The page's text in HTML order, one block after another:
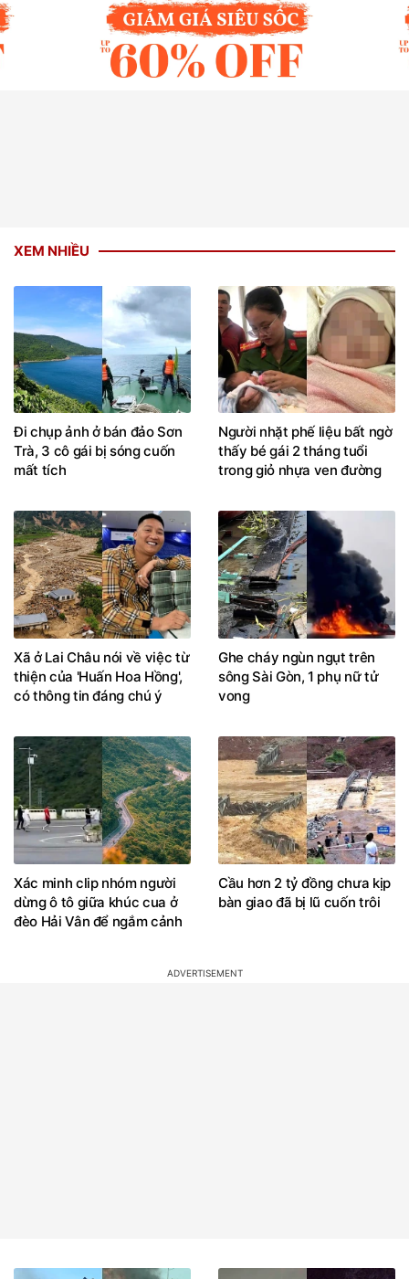
XEM NHIỀU
Đi chụp ảnh ở bán đảo Sơn
Trà, 3 cô gái bị sóng cuốn
mất tích
Người nhặt phế liệu bất ngờ
thấy bé gái 2 tháng tuổi
trong giỏ nhựa ven đường
Xã ở Lai Châu nói về việc từ
thiện của 'Huấn Hoa Hồng',
có thông tin đáng chú ý
Ghe cháy ngùn ngụt trên
sông Sài Gòn, 1 phụ nữ tử
vong
Xác minh clip nhóm người
dừng ô tô giữa khúc cua ở
đèo Hải Vân để ngắm cảnh
Cầu hơn 2 tỷ đồng chưa kịp
bàn giao đã bị lũ cuốn trôi